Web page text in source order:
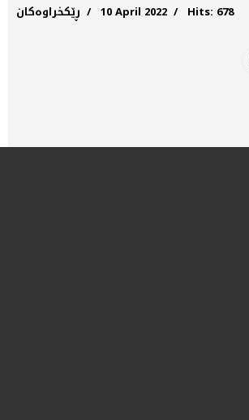
ڕێکخراوەکان 10 April 2022 Hits: 678